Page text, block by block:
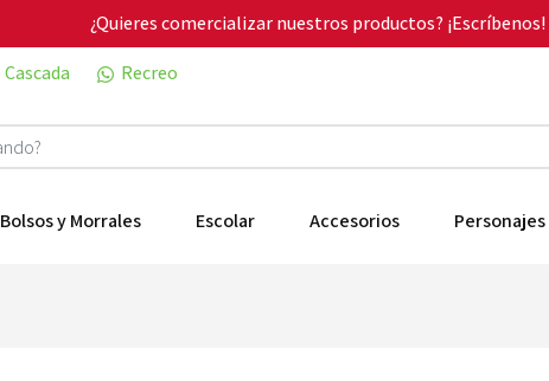
¿Quieres comercializar nuestros productos? ¡Escríbenos!
Cascada Recreo
Bolsos y Morrales Escolar Accesorios Personajes